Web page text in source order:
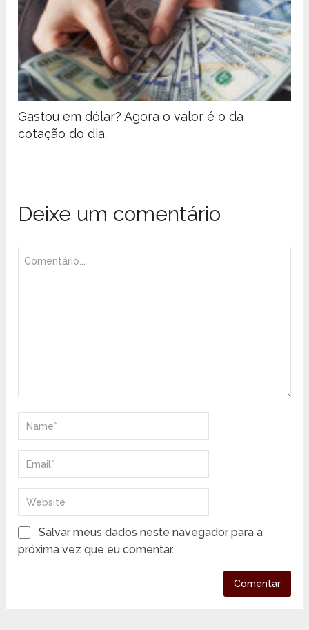
Gastou em dólar? Agora o valor é o da
cotação do dia.
Deixe um comentário
Salvar meus dados neste navegador para a
próxima vez que eu comentar.